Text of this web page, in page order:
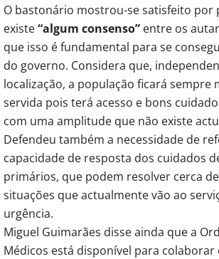
O bastonário mostrou-se satisfeito por
existe“algum consenso” entre os
que isso é fundamental para se
do governo. Considera que,
localização, a população ficará sempre
servida pois terá acesso e bons
com uma amplitude que não existe
Defendeu também a necessidade de
capacidade de resposta dos cuidados
primários, que podem resolver cerca de
situações que actualmente vão ao
urgência.
Miguel Guimarães disse ainda que a
Médicos está disponível para colaborar